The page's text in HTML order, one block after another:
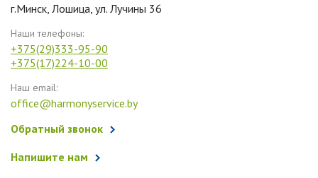
г.Минск, Лошица, ул. Лучины 36
Наши телефоны:
+375(29)333-95-90
+375(17)224-10-00
Наш email:
office@harmonyservice.by
Обратный звонок
Напишите нам